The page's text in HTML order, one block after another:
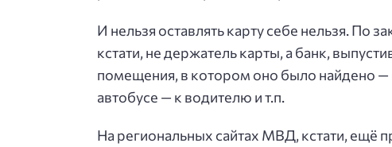
И нельзя оставлять карту себе нельзя. По
кстати, не держатель карты, а банк,
помещения, в котором оно было найдено —
автобусе — к водителю и т.п.
На региональных сайтах МВД, кстати, ещё